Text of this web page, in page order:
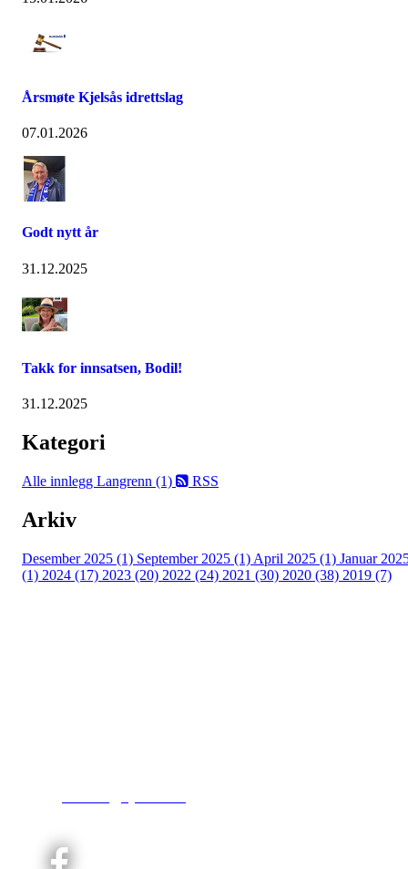
Årsmøte Kjelsås idrettslag
07.01.2026
Godt nytt år
31.12.2025
Takk for innsatsen, Bodil!
31.12.2025
Kategori
Alle innlegg Langrenn (1) RSS
Arkiv
Desember 2025 (1) September 2025 (1) April 2025 (1) Januar
(1) 2024 (17) 2023 (20) 2022 (24) 2021 (30) 2020 (38) 2019 (7)